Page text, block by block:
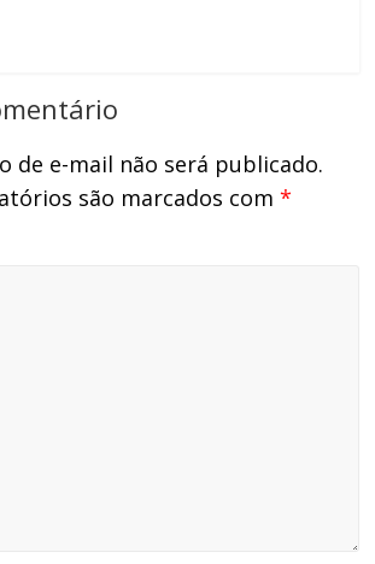
de e-mail não será publicado.
são marcados com*